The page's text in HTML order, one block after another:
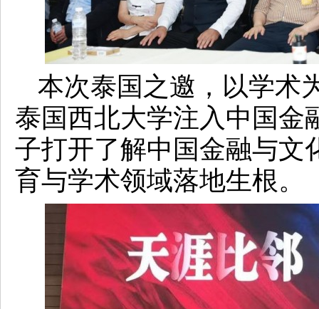
本次泰国之邀，以学术
泰国西北大学注入中国金
子打开了解中国金融与文
育与学术领域落地生根。